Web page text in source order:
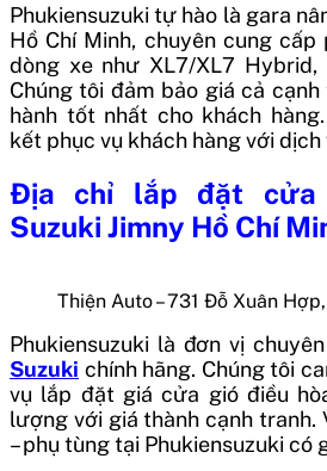
Phukiensuzuki tự hào là gara
Hồ Chí Minh, chuyên cung cấp
dòng xe như XL7/XL7 Hybrid,
Chúng tôi đảm bảo giá cả
hành tốt nhất cho khách
kết phục vụ khách hàng với
Địa chỉ lắp đặt cửa
Suzuki Jimny Hồ Chí
Thiện Auto – 731 Đỗ Xuân
Phukiensuzuki là đơn vị
Suzuki chính hãng. Chúng tôi
vụ lắp đặt giá cửa gió điều
lượng với giá thành cạnh tranh.
– phụ tùng tại Phukiensuzuki có